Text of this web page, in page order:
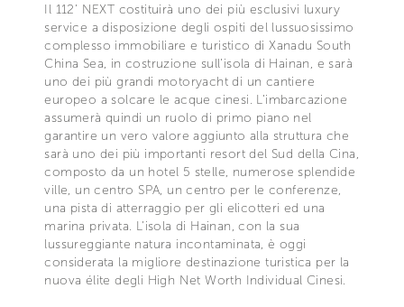
Il 112’ NEXT costituirà uno dei più esclusivi luxury
service a disposizione degli ospiti del lussuosissimo
complesso immobiliare e turistico di Xanadu South
China Sea, in costruzione sull’isola di Hainan, e sarà
uno dei più grandi motoryacht di un cantiere
europeo a solcare le acque cinesi. L’imbarcazione
assumerà quindi un ruolo di primo piano nel
garantire un vero valore aggiunto alla struttura che
sarà uno dei più importanti resort del Sud della Cina,
composto da un hotel 5 stelle, numerose splendide
ville, un centro SPA, un centro per le conferenze,
una pista di atterraggio per gli elicotteri ed una
marina privata. L’isola di Hainan, con la sua
lussureggiante natura incontaminata, è oggi
considerata la migliore destinazione turistica per la
nuova élite degli High Net Worth Individual Cinesi.